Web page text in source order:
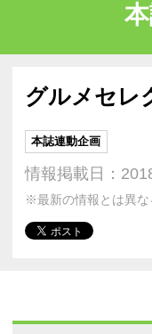
グルメセレ
本誌連動企画
情報掲載日：
※最新の情報とは異な